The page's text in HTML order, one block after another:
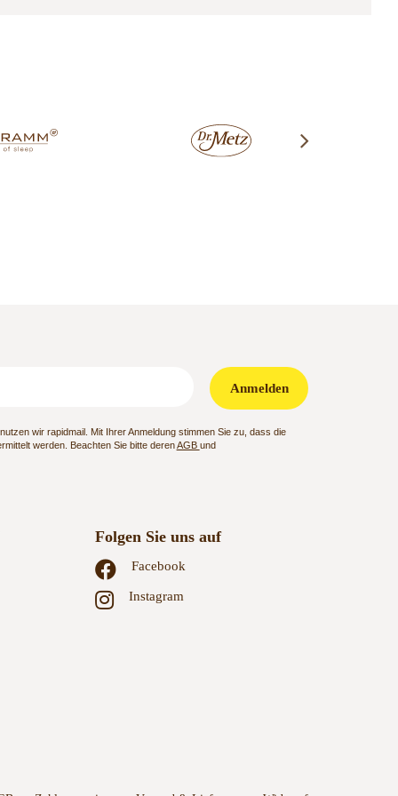
Anmelden
wir rapidmail. Mit Ihrer Anmeldung stimmen Sie zu, dass die
werden. Beachten Sie bitte derenAGB und
Folgen Sie uns auf
Facebook
Instagram